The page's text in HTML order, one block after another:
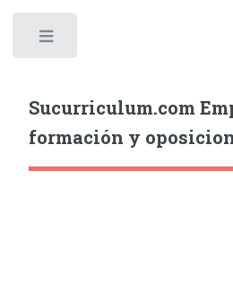
Sucurriculum.com
formación y